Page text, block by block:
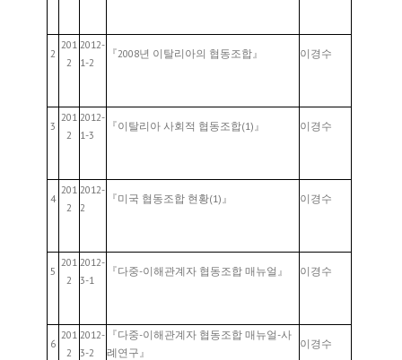
2
201
2
2012-
1-2
『2008년 이탈리아의 협동조합』 이경수
3
201
2
2012-
1-3
『이탈리아 사회적 협동조합(1)』 이경수
4
201
2
2012-
2
『미국 협동조합 현황(1)』 이경수
5
201
2
2012-
3-1
『다중-이해관계자 협동조합 매뉴얼』 이경수
6
201
2
2012-
3-2
『다중-이해관계자 협동조합 매뉴얼-사
례연구』
이경수